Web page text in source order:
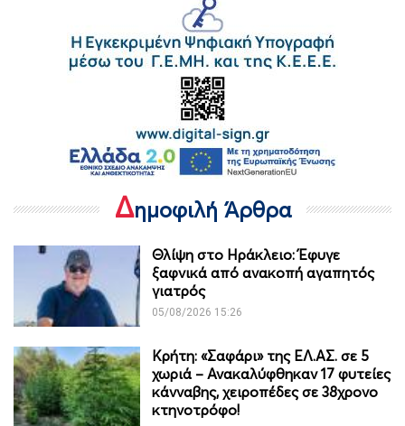
Δημοφιλή Άρθρα
Θλίψη στο Ηράκλειο: Έφυγε
ξαφνικά από ανακοπή αγαπητός
γιατρός
05/08/2026 15:26
Κρήτη: «Σαφάρι» της ΕΛ.ΑΣ. σε 5
χωριά – Ανακαλύφθηκαν 17 φυτείες
κάνναβης, χειροπέδες σε 38χρονο
κτηνοτρόφο!